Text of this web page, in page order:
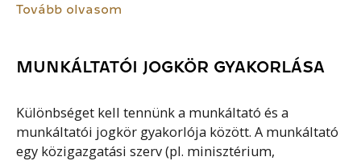
Tovább olvasom
MUNKÁLTATÓI JOGKÖR GYAKORLÁSA
Különbséget kell tennünk a munkáltató és a
munkáltatói jogkör gyakorlója között. A munkáltató
egy közigazgatási szerv (pl. minisztérium,